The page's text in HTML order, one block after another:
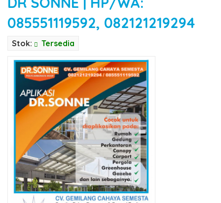
085551119592, 082121219294
Stok: Tersedia